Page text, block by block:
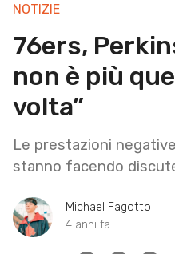
NOTIZIE
76ers,
non è più
volta”
Le prestazioni
stanno facendo
Michael Fagotto
4 anni fa